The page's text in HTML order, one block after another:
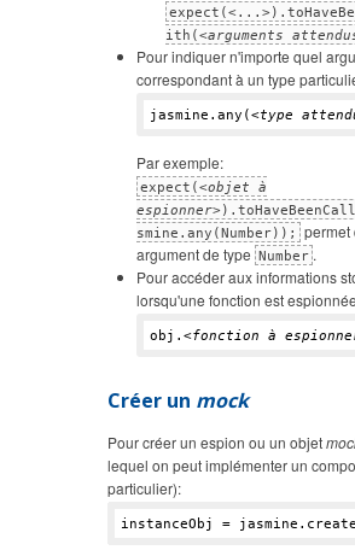
ith(<arguments
Pour indiquer n'importe quel
correspondant à un type
jasmine.any(<type
Par exemple:
expect(<objet à
espionner
smine.any(Number)); permet
argument de type
Number .
Pour accéder aux informations
lorsqu'une fonction est
obj.<fonction à
Créer un mock
Pour créer un espion ou un objet
lequel on peut implémenter un
particulier):
instanceObj =